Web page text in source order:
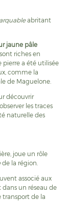
abritant
jaune pâle
riches en
pierre a été utilisée
comme la
de Maguelone.
découvrir
les traces
naturelle des
joue un rôle
de la région.
associé aux
dans un réseau de
transport de la